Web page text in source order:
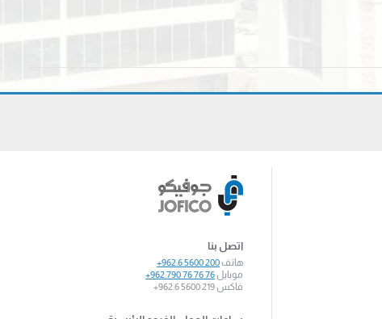
اتصل بنا
هاتف +962.6 5600 200
موبايل +962.790 76 76 76
فاكس +962.6 5600 219